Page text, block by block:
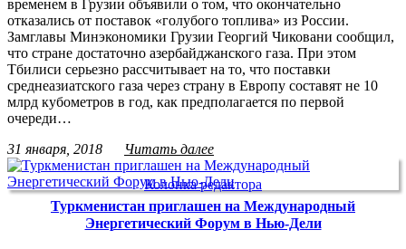
временем в Грузии объявили о том, что окончательно
отказались от поставок «голубого топлива» из России.
Замглавы Минэкономики Грузии Георгий Чиковани сообщил,
что стране достаточно азербайджанского газа. При этом
Тбилиси серьезно рассчитывает на то, что поставки
среднеазиатского газа через страну в Европу составят не 10
млрд кубометров в год, как предполагается по первой
очереди…
31 января, 2018
Читать далее
Колонка редактора
Туркменистан приглашен на Международный
Энергетический Форум в Нью-Дели